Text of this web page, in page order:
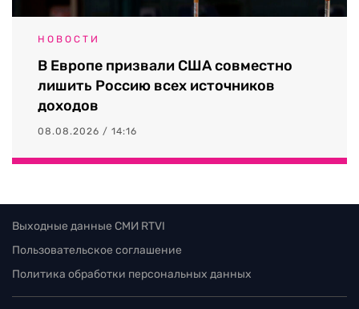
НОВОСТИ
В Европе призвали США совместно
лишить Россию всех источников
доходов
08.08.2026 / 14:16
Выходные данные СМИ RTVI
Пользовательское соглашение
Политика обработки персональных данных